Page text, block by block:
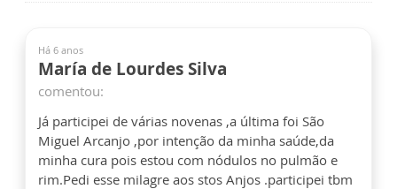
Há 6 anos
María de Lourdes Silva
comentou:
Já participei de várias novenas ,a última foi São
Miguel Arcanjo ,por intenção da minha saúde,da
minha cura pois estou com nódulos no pulmão e
rim.Pedi esse milagre aos stos Anjos .participei tbm